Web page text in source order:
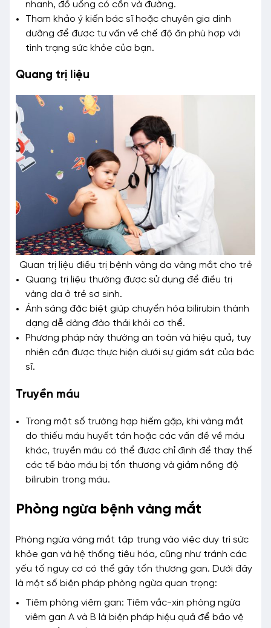
nhanh, đồ uống có cồn và đường.
Tham khảo ý kiến bác sĩ hoặc chuyên gia dinh
dưỡng để được tư vấn về chế độ ăn phù hợp với
tình trạng sức khỏe của bạn.
Quang trị liệu
Quan trị liệu điều trị bệnh vàng da vàng mắt cho trẻ
Quang trị liệu thường được sử dụng để điều trị
vàng da ở trẻ sơ sinh.
Ánh sáng đặc biệt giúp chuyển hóa bilirubin thành
dạng dễ dàng đào thải khỏi cơ thể.
Phương pháp này thường an toàn và hiệu quả, tuy
nhiên cần được thực hiện dưới sự giám sát của bác
sĩ.
Truyền máu
Trong một số trường hợp hiếm gặp, khi vàng mắt
do thiếu máu huyết tán hoặc các vấn đề về máu
khác, truyền máu có thể được chỉ định để thay thế
các tế bào máu bị tổn thương và giảm nồng độ
bilirubin trong máu.
Phòng ngừa bệnh vàng mắt
Phòng ngừa vàng mắt tập trung vào việc duy trì sức
khỏe gan và hệ thống tiêu hóa, cũng như tránh các
yếu tố nguy cơ có thể gây tổn thương gan. Dưới đây
là một số biện pháp phòng ngừa quan trọng:
Tiêm phòng viêm gan: Tiêm vắc-xin phòng ngừa
viêm gan A và B là biện pháp hiệu quả để bảo vệ